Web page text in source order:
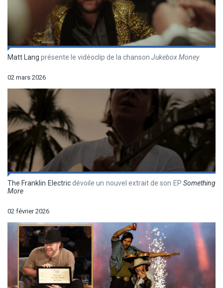
Matt Lang présente le vidéoclip de la chanson Jukebox Money
02 mars 2026
The Franklin Electricdévoile un nouvel extrait de son EPSomething
More
02 février 2026